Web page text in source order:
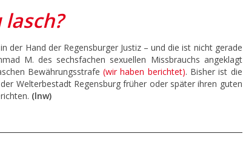
lasch?
Hand der Regensburger Justiz – und die ist nicht gerade
M. des sechsfachen sexuellen Missbrauchs angeklagt
Bewährungsstrafe(wir haben berichtet). Bisher ist die
Welterbestadt Regensburg früher oder später ihren guten
(lnw)